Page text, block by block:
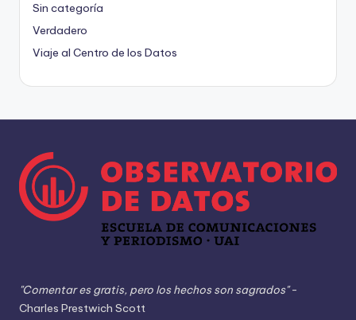
Sin categoría
Verdadero
Viaje al Centro de los Datos
"Comentar es gratis, pero los hechos son sagrados"-
Charles Prestwich Scott